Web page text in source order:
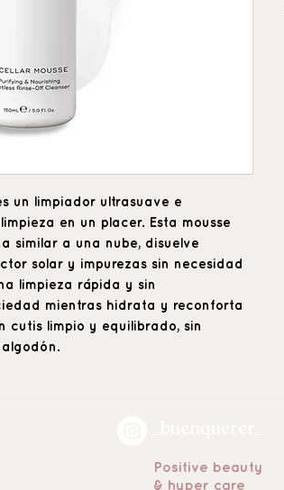
un limpiador ultrasuave e
en un placer. Esta mousse
similar a una nube, disuelve
solar y impurezas sin necesidad
limpieza rápida y sin
mientras hidrata y reconforta
cutis limpio y equilibrado, sin
Positive beauty
& hyper care